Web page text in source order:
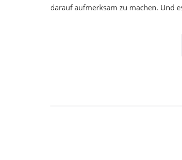
darauf aufmerksam zu machen. Und